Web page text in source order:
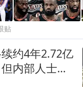
贴
约4年2.72亿
内部人士质